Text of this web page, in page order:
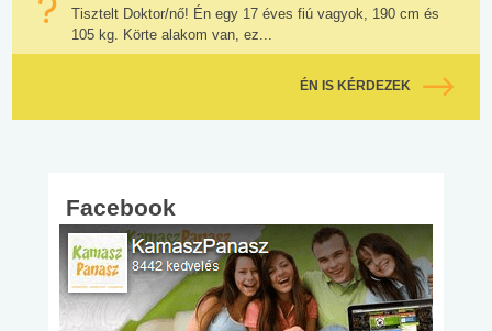
Tisztelt Doktor/nő! Én egy 17 éves fiú vagyok, 190 cm és
105 kg. Körte alakom van, ez...
ÉN IS KÉRDEZEK
Facebook